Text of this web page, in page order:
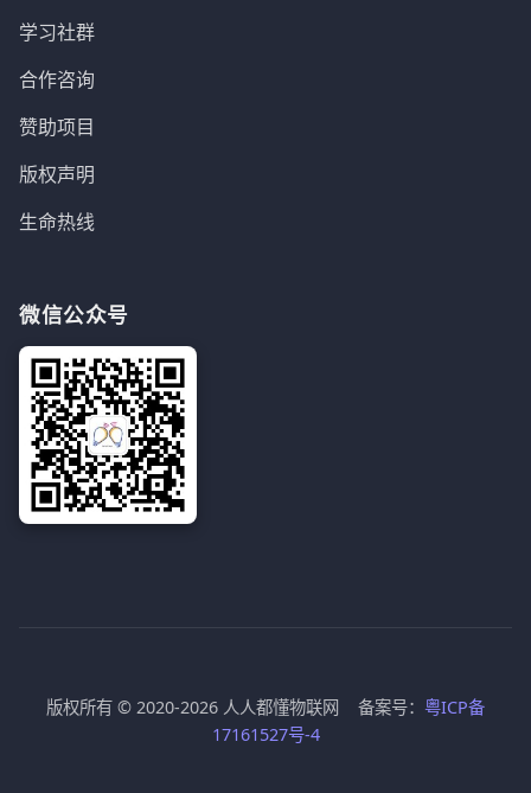
学习社群
合作咨询
赞助项目
版权声明
生命热线
微信公众号
版权所有 © 2020-2026 人人都懂物联网 备案号： 粤ICP备
17161527号-4